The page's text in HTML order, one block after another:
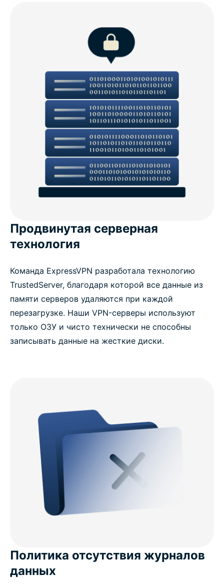
Продвинутая серверная
технология
Команда ExpressVPN разработала технологию
TrustedServer, благодаря которой все данные из
памяти серверов удаляются при каждой
перезагрузке. Наши VPN-серверы используют
только ОЗУ и чисто технически не способны
записывать данные на жесткие диски.
Политика отсутствия журналов
данных